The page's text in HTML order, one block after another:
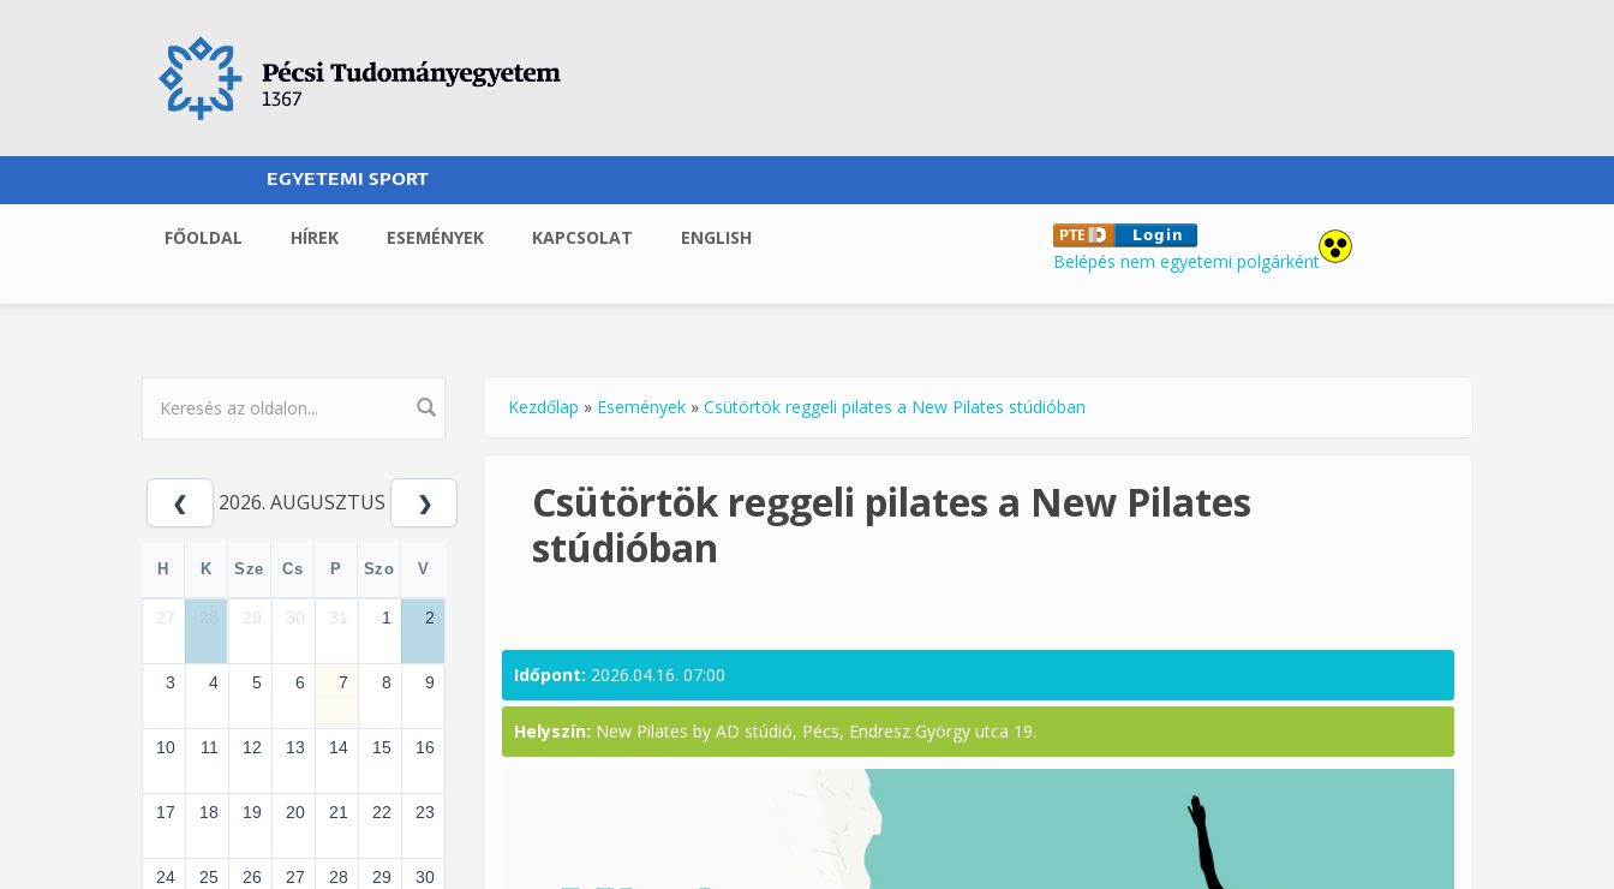
EGYETEMI SPORT
FŐOLDAL HÍREK ESEMÉNYEK KAPCSOLAT
ENGLISH
Belépés nem egyetemi polgárként
KERESÉS ŰRLAP
2026. AUGUSZTUS
H K Sze Cs P Szo V
27 29 30 31 1 2
3 4 5 6 7 8 9
10 11 12 13 14 15 16
17 18 19 20 21 22 23
24 25 26 27 28 29 30
Jelenlegi hely
Kezdőlap » Események » Csütörtök reggeli pilates a New Pilates stúdióban
Csütörtök reggeli pilates a New Pilates
stúdióban
Időpont: 2026.04.16. 07:00
Helyszín: New Pilates by AD stúdió, Pécs, Endresz György utca 19.